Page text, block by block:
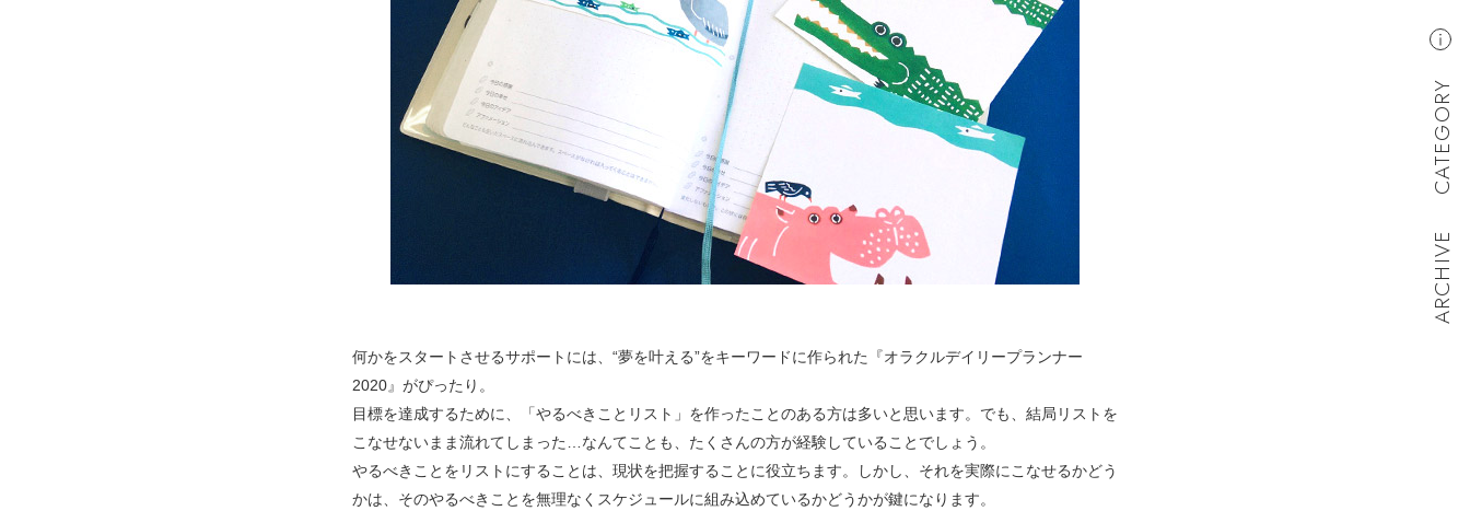
CATEGORY
ARCHIVE
何かをスタートさせるサポートには、“夢を叶える”をキーワードに作られた『オラクルデイリープランナー
2020』がぴったり。
目標を達成するために、「やるべきことリスト」を作ったことのある方は多いと思います。でも、結局リストを
こなせないまま流れてしまった…なんてことも、たくさんの方が経験していることでしょう。
やるべきことをリストにすることは、現状を把握することに役立ちます。しかし、それを実際にこなせるかどう
かは、そのやるべきことを無理なくスケジュールに組み込めているかどうかが鍵になります。